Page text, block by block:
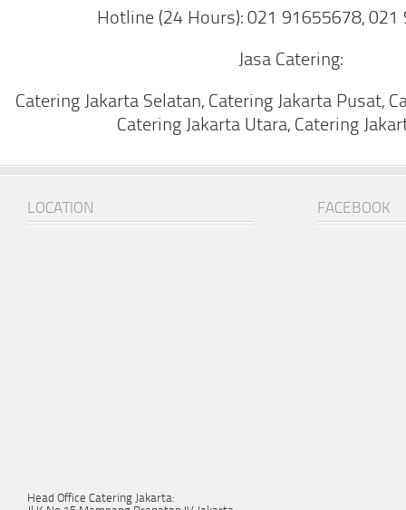
Hotline (24 Hours): 021 91655678, 021
Jasa Catering:
Catering Jakarta Selatan, Catering Jakarta Pusat,
Catering Jakarta Utara, Catering
LOCATION
Head Office Catering Jakarta:
FACEBOOK